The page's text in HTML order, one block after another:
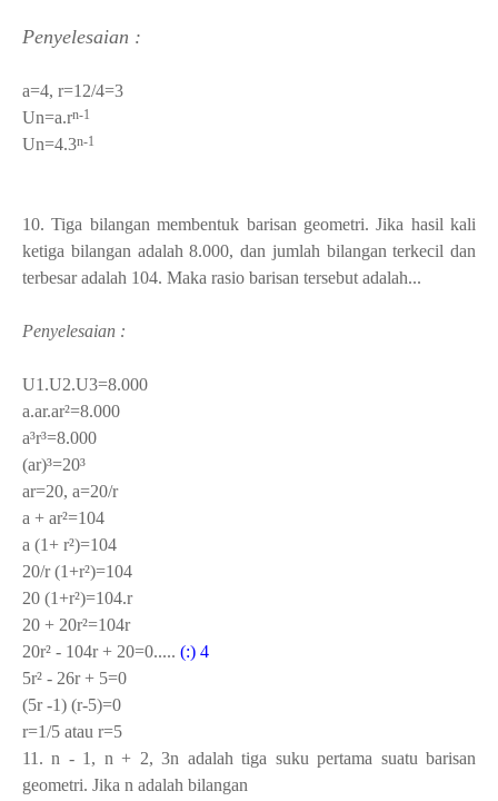
Penyelesaian :
a=4, r=12/4=3
Un=a.rn-1
Un=4.3n-1
10. Tiga bilangan membentuk barisan geometri. Jika hasil kali
ketiga bilangan adalah 8.000, dan jumlah bilangan terkecil dan
terbesar adalah 104. Maka rasio barisan tersebut adalah...
Penyelesaian :
U1.U2.U3=8.000
a.ar.ar²=8.000
a³r³=8.000
(ar)³=20³
ar=20, a=20/r
a + ar²=104
a (1+ r²)=104
20/r (1+r²)=104
20 (1+r²)=104.r
20 + 20r²=104r
20r² - 104r + 20=0..... (:) 4
5r² - 26r + 5=0
(5r -1) (r-5)=0
r=1/5 atau r=5
11. n - 1, n + 2, 3n adalah tiga suku pertama suatu barisan
geometri. Jika n adalah bilangan